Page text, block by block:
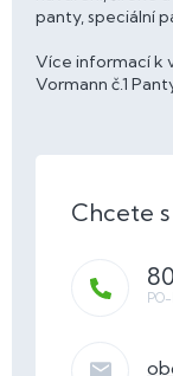
panty, speciální
Více informací k
Vormann č.1